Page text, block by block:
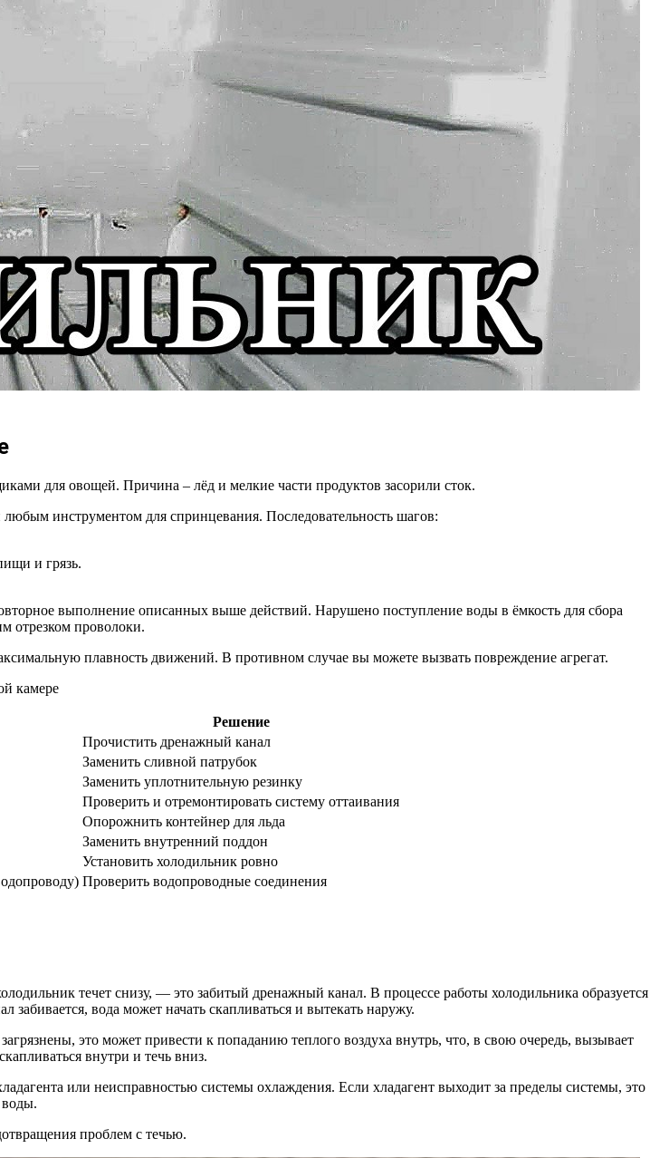
для овощей. Причина – лёд и мелкие части продуктов засорили сток.
любым инструментом для спринцевания. Последовательность шагов:
и грязь.
выполнение описанных выше действий. Нарушено поступление воды в ёмкость для сбора
отрезком проволоки.
плавность движений. В противном случае вы можете вызвать повреждение агрегат.
Решение
Прочистить дренажный канал
Заменить сливной патрубок
Заменить уплотнительную резинку
Проверить и отремонтировать систему оттаивания
Опорожнить контейнер для льда
Заменить внутренний поддон
Установить холодильник ровно
Проверить водопроводные соединения
течет снизу, — это забитый дренажный канал. В процессе работы холодильника образуется
вода может начать скапливаться и вытекать наружу.
это может привести к попаданию теплого воздуха внутрь, что, в свою очередь, вызывает
внутри и течь вниз.
или неисправностью системы охлаждения. Если хладагент выходит за пределы системы, это
воды.
проблем с течью.